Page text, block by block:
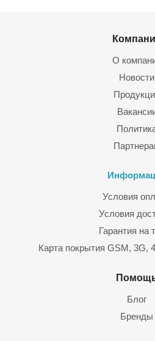
О
Новости
Условия
Условия
Гарантия на
Карта покрытия GSM, 3G,
Блог
Бренды